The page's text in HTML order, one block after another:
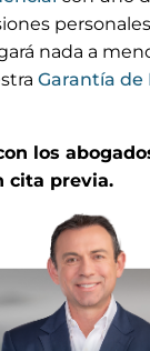
nada a
Garantía de
los
cita previa.